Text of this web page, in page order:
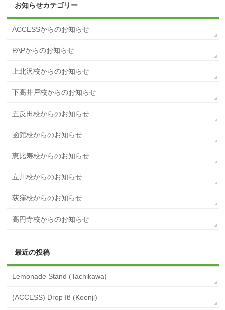
お知らせカテゴリー
ACCESSからのお知らせ
PAPからのお知らせ
上北沢校からのお知らせ
下高井戸校からのお知らせ
五反田校からのお知らせ
函館校からのお知らせ
恵比寿校からのお知らせ
立川校からのお知らせ
荻窪校からのお知らせ
高円寺校からのお知らせ
最近の投稿
Lemonade Stand (Tachikawa)
(ACCESS) Drop It! (Koenji)